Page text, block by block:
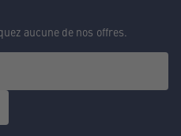
aucune de nos offres.